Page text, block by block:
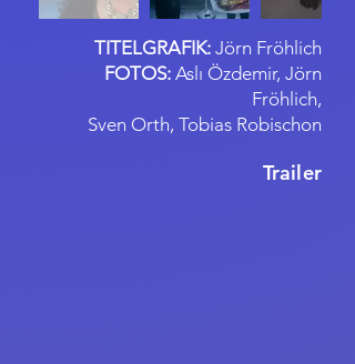
TITELGRAFIK: Jörn Fröhlich
FOTOS: Aslı Özdemir, Jörn
Fröhlich,
Sven Orth, Tobias Robischon
Trailer